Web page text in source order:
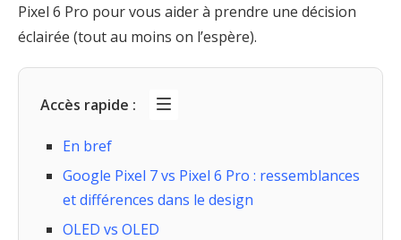
Pixel 6 Pro pour vous aider à prendre une décision
éclairée (tout au moins on l’espère).
Accès rapide :
En bref
Google Pixel 7 vs Pixel 6 Pro : ressemblances
et différences dans le design
OLED vs OLED